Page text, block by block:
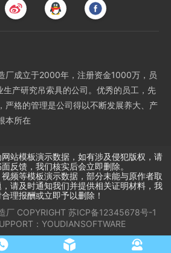
厂成立于2000年，注册资金1000万，员
产研究吊索具的公司。优秀的员工，先
严格的管理是公司得以不断发展养大、产
本所在
站模板演示数据，如有涉及侵犯版权，请
反馈，我们核实后会立即删除。
频等模板演示数据，部分未能与原作者取
请及时通知我们并提供相关证明材料，我
理报酬或立即予以删除！
厂COPYRIGHT 苏ICP备12345678号-1
： YOUDIANSOFTWARE